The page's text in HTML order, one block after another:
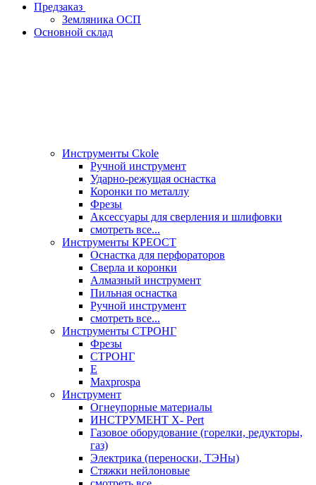
Предзаказ
Земляника ОСП
Основной склад
Инструменты Ckole
Ручной инструмент
Ударно‑режущая оснастка
Коронки по металлу
Фрезы
Аксессуары для сверления и шлифовки
смотреть все...
Инструменты КРЕОСТ
Оснастка для перфораторов
Сверла и коронки
Алмазный инструмент
Пильная оснастка
Ручной инструмент
смотреть все...
Инструменты СТРОНГ
Фрезы
СТРОНГ
Е
Maxprospa
Инструмент
Огнеупорные материалы
ИНСТРУМЕНТ X- Pert
Газовое оборудование (горелки, редукторы,
газ)
Электрика (переноски, ТЭНы)
Стяжки нейлоновые